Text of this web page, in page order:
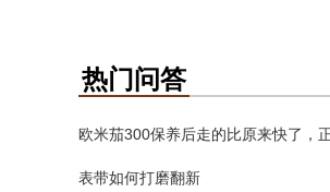
热门问答
欧米茄300保养后走的比原来快了，
表带如何打磨翻新